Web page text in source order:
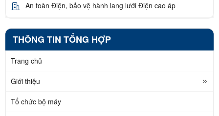
An toàn Điện, bảo vệ hành lang lưới Điện cao áp
THÔNG TIN TỔNG HỢP
Trang chủ
Giới thiệu
Tổ chức bộ máy